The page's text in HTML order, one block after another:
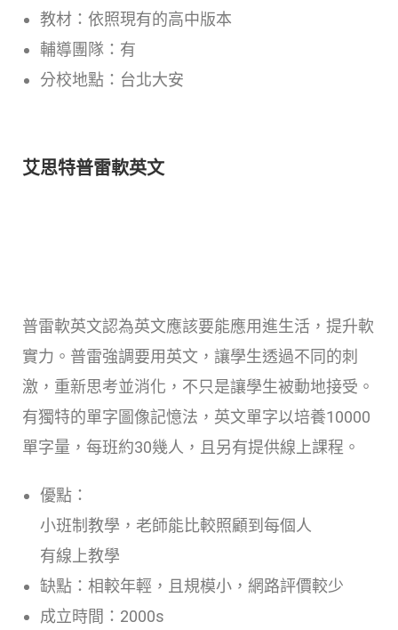
教材：依照現有的高中版本
輔導團隊：有
分校地點：台北大安
艾思特普雷軟英文
普雷軟英文認為英文應該要能應用進生活，提升軟
實力。普雷強調要用英文，讓學生透過不同的刺
激，重新思考並消化，不只是讓學生被動地接受。
有獨特的單字圖像記憶法，英文單字以培養10000
單字量，每班約30幾人，且另有提供線上課程。
優點：
小班制教學，老師能比較照顧到每個人
有線上教學
缺點：相較年輕，且規模小，網路評價較少
成立時間：2000s